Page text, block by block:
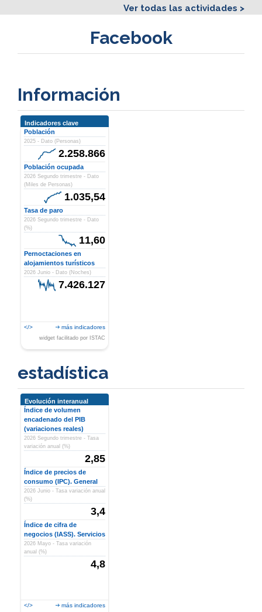
Ver todas las actividades >
Facebook
Información
Indicadores clave
Población
2025 - Dato (Personas)
2.258.866
Población ocupada
2026 Segundo trimestre - Dato
(Miles de Personas)
1.035,54
Tasa de paro
2026 Segundo trimestre - Dato
(%)
11,60
Pernoctaciones en
alojamientos turísticos
2026 Junio - Dato (Noches)
7.426.127
</> más indicadores
widget facilitado por ISTAC
estadística
Evolución interanual
Índice de volumen
encadenado del PIB
(variaciones reales)
2026 Segundo trimestre - Tasa
variación anual (%)
2,85
Índice de precios de
consumo (IPC). General
2026 Junio - Tasa variación anual
(%)
3,4
Índice de cifra de
negocios (IASS). Servicios
2026 Mayo - Tasa variación
anual (%)
4,8
</> más indicadores